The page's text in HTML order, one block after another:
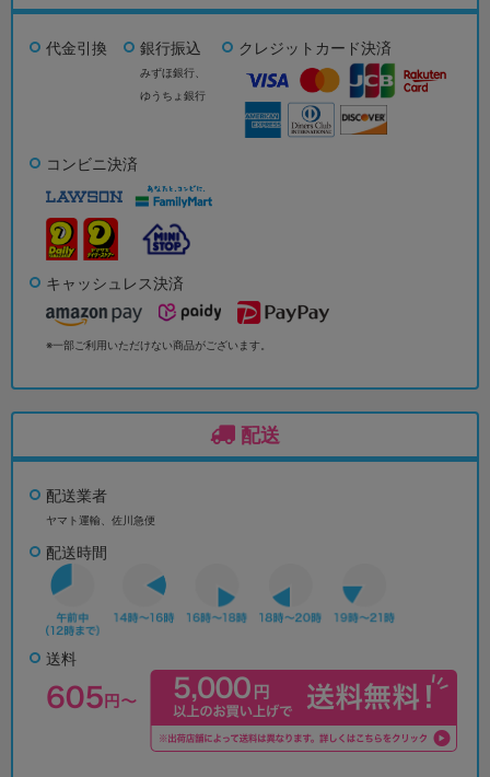
代金引換 銀行振込
みずほ銀行、
ゆうちょ銀行
クレジットカード決済
コンビニ決済
キャッシュレス決済
※一部ご利用いただけない商品がございます。
配送
配送業者
ヤマト運輸、佐川急便
配送時間
送料